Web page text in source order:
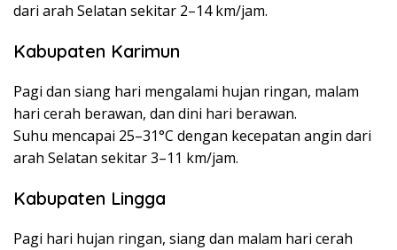
dari arah Selatan sekitar 2–14 km/jam.
Kabupaten Karimun
Pagi dan siang hari mengalami hujan ringan, malam
hari cerah berawan, dan dini hari berawan.
Suhu mencapai 25–31°C dengan kecepatan angin dari
arah Selatan sekitar 3–11 km/jam.
Kabupaten Lingga
Pagi hari hujan ringan, siang dan malam hari cerah